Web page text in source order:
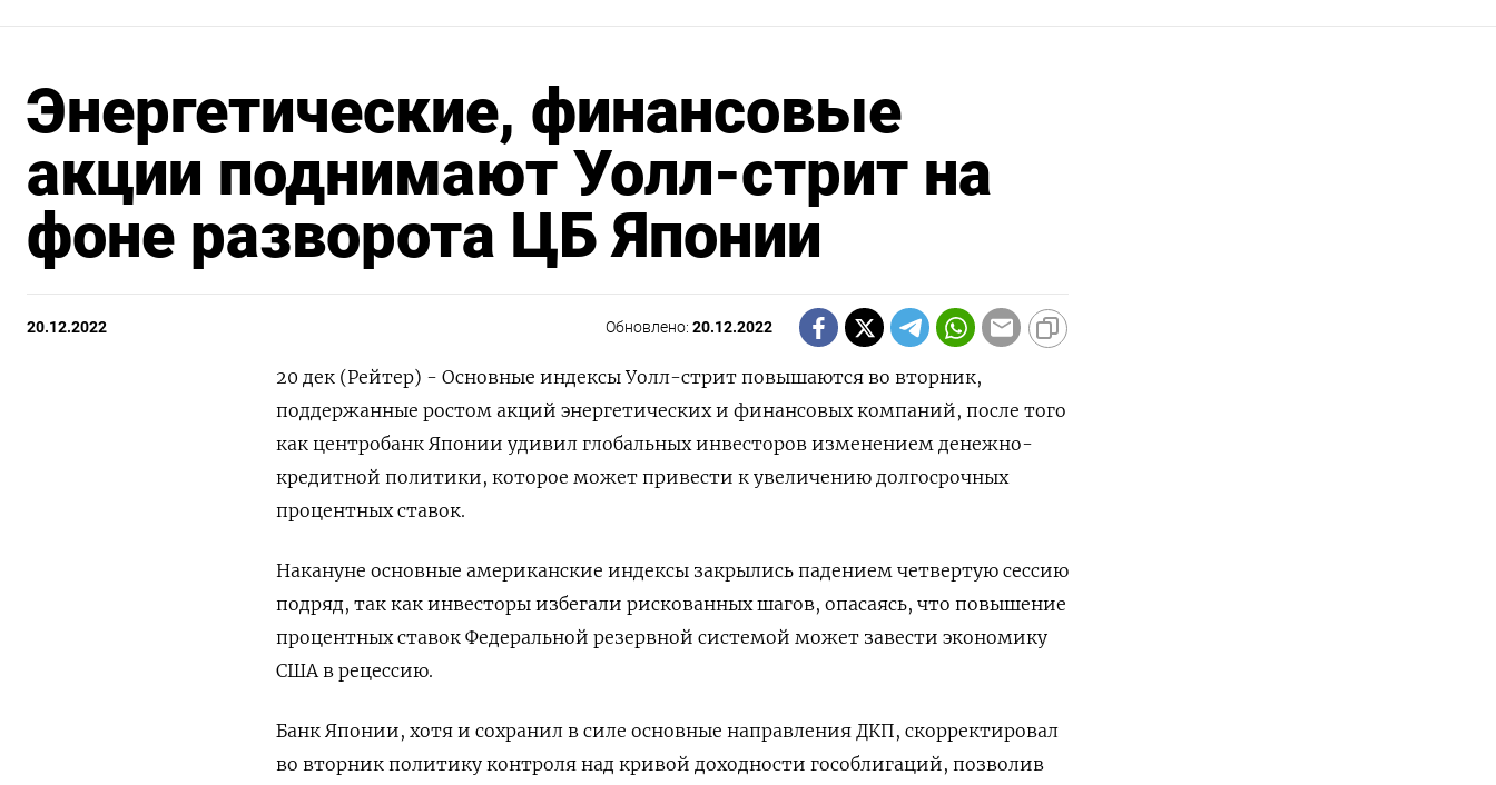
Энергетические, финансовые
акции поднимают Уолл-стрит на
фоне разворота ЦБ Японии
20.12.2022 Обновлено:20.12.2022
20 дек (Рейтер) - Основные индексы Уолл-стрит повышаются во вторник,
поддержанные ростом акций энергетических и финансовых компаний, после того
как центробанк Японии удивил глобальных инвесторов изменением денежно-
кредитной политики, которое может привести к увеличению долгосрочных
процентных ставок.
Накануне основные американские индексы закрылись падением четвертую сессию
подряд, так как инвесторы избегали рискованных шагов, опасаясь, что повышение
процентных ставок Федеральной резервной системой может завести экономику
США в рецессию.
Банк Японии, хотя и сохранил в силе основные направления ДКП, скорректировал
во вторник политику контроля над кривой доходности гособлигаций, позволив